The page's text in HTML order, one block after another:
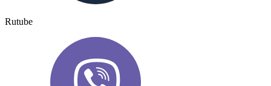
Rutube